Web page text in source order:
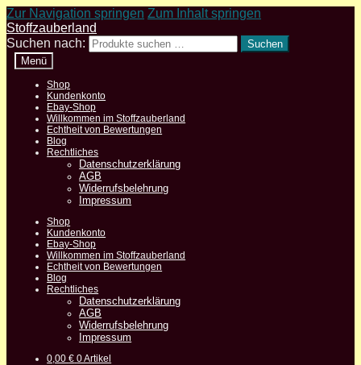
Zur Navigation springen Zum Inhalt springen
Stoffzauberland
Suchen nach:
Suchen
Menü
Shop
Kundenkonto
Ebay-Shop
Willkommen im Stoffzauberland
Echtheit von Bewertungen
Blog
Rechtliches
Datenschutzerklärung
AGB
Widerrufsbelehrung
Impressum
Shop
Kundenkonto
Ebay-Shop
Willkommen im Stoffzauberland
Echtheit von Bewertungen
Blog
Rechtliches
Datenschutzerklärung
AGB
Widerrufsbelehrung
Impressum
0,00€ 0 Artikel